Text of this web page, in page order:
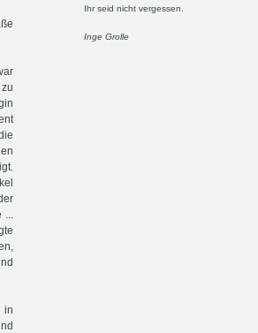
Ihr seid nicht vergessen.
Inge Grolle
in